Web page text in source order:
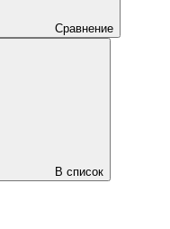
Сравнение
В список